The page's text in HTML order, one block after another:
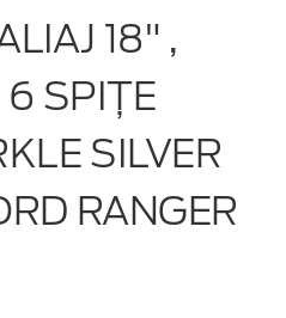
18" ,
6 SPIŢE
SILVER
RANGER